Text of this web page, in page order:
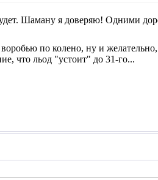
Шаману я доверяю! Одними
по колено, ну и
что льод "устоит" до 31-го...